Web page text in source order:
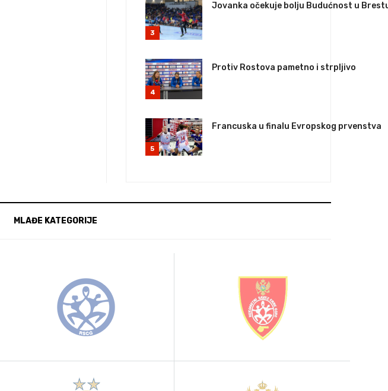
3
Jovanka očekuje bolju Budućnost u
4
Protiv Rostova pametno i strpljivo
5
Francuska u finalu Evropskog prvenstva
MLAĐE KATEGORIJE